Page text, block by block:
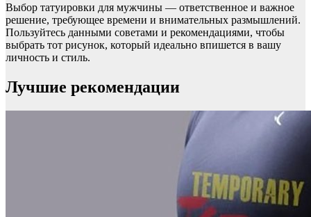
Выбор татуировки для мужчины — ответственное и важное
решение, требующее времени и внимательных размышлений.
Пользуйтесь данными советами и рекомендациями, чтобы
выбрать тот рисунок, который идеально впишется в вашу
личность и стиль.
Лучшие рекомендации